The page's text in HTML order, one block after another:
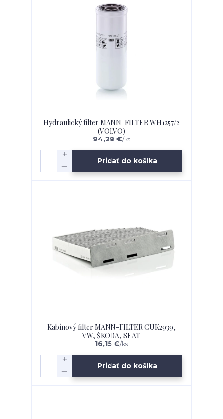
Hydraulický filter MANN-FILTER WH1257/2
(VOLVO)
94,28 €/ks
Pridať do košíka
Kabínový filter MANN-FILTER CUK2939,
VW, ŠKODA, SEAT
16,15 €/ks
Pridať do košíka